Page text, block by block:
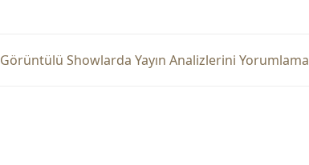
Görüntülü Showlarda Yayın Analizlerini Yorumlama